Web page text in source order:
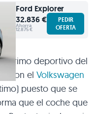
Ford Explorer
32.836 €
Ahorra
12.875 €
PEDIR
OFERTA
primo deportivo del
con el Volkswagen
puesto que se
que el coche que